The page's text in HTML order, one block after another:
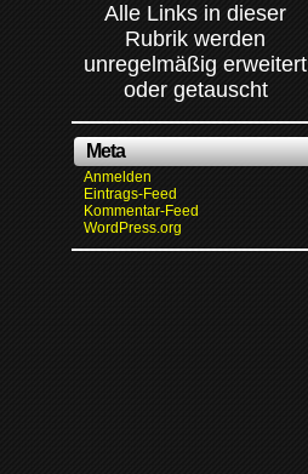
Alle Links in dieser
Rubrik werden
unregelmäßig erweitert
oder getauscht
Meta
Anmelden
Eintrags-Feed
Kommentar-Feed
WordPress.org